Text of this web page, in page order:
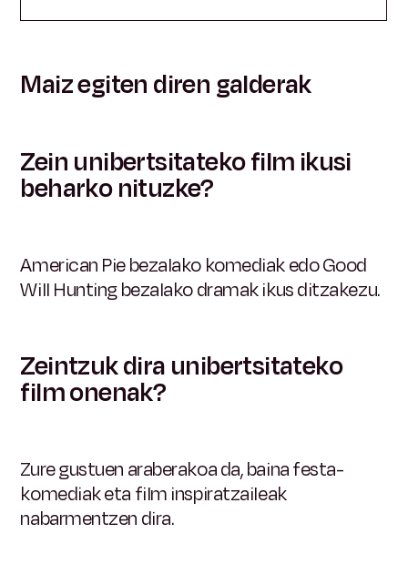
Maiz egiten diren galderak
Zein unibertsitateko film ikusi
beharko nituzke?
American Pie bezalako komediak edo Good
Will Hunting bezalako dramak ikus ditzakezu.
Zeintzuk dira unibertsitateko
film onenak?
Zure gustuen araberakoa da, baina festa-
komediak eta film inspiratzaileak
nabarmentzen dira.